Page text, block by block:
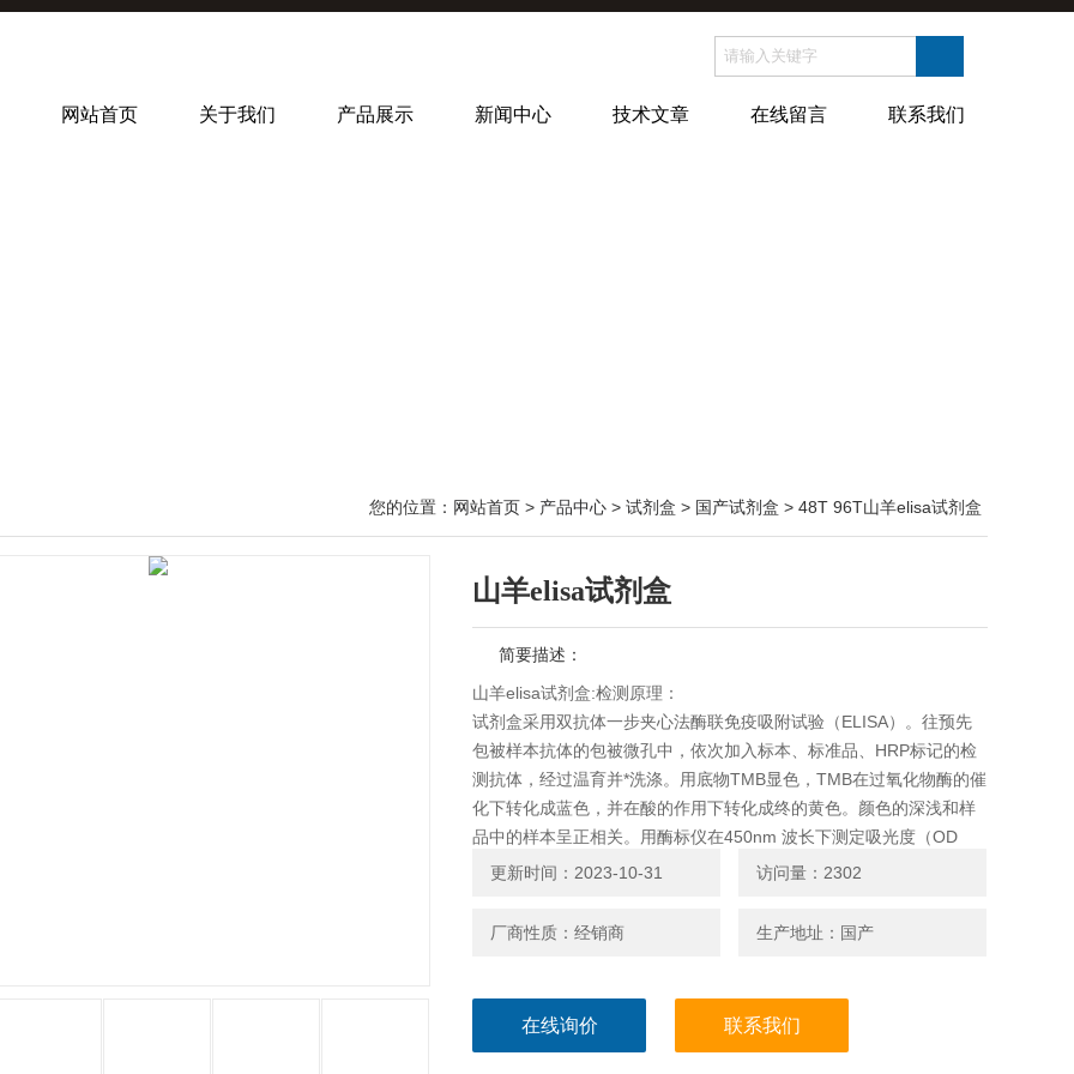
网站首页 关于我们 产品展示 新闻中心 技术文章 在线留言 联系我们
您的位置： 网站首页 > 产品中心 > 试剂盒 > 国产试剂盒 > 48T 96T山羊elisa试剂盒
山羊elisa试剂盒
简要描述：
山羊elisa试剂盒:检测原理：
试剂盒采用双抗体一步夹心法酶联免疫吸附试验（ELISA）。往预先
包被样本抗体的包被微孔中，依次加入标本、标准品、HRP标记的检
测抗体，经过温育并*洗涤。用底物TMB显色，TMB在过氧化物酶的催
化下转化成蓝色，并在酸的作用下转化成终的黄色。颜色的深浅和样
品中的样本呈正相关。用酶标仪在450nm 波长下测定吸光度（OD
值），计算样品浓度。
更新时间：2023-10-31 访问量：2302
厂商性质：经销商 生产地址：国产
在线询价 联系我们